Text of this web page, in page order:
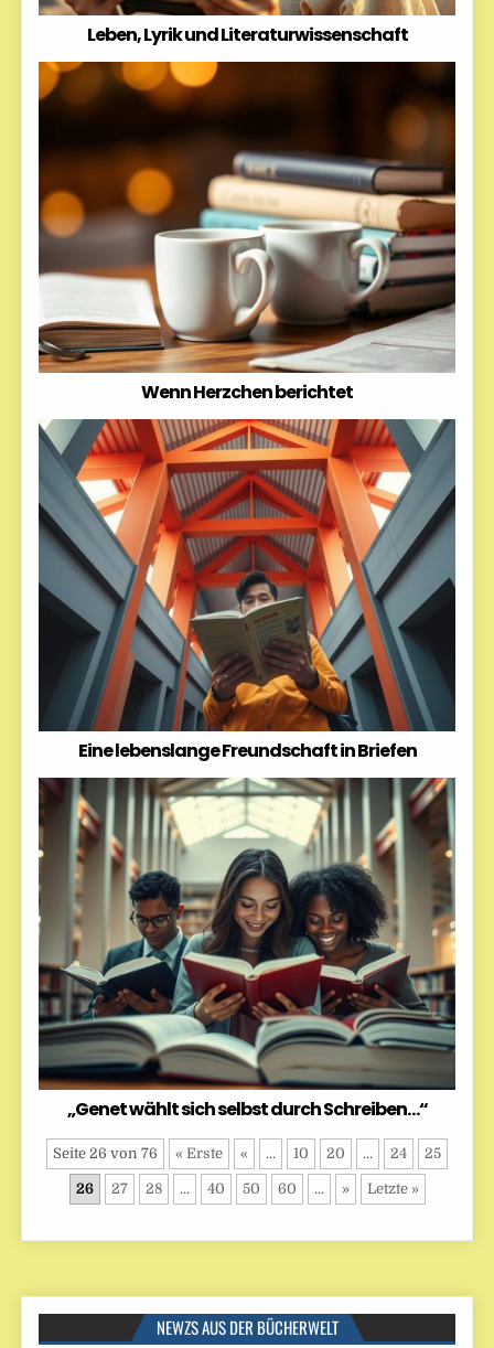
Leben, Lyrik und Literaturwissenschaft
Wenn Herzchen berichtet
Eine lebenslange Freundschaft in Briefen
„Genet wählt sich selbst durch Schreiben…“
Seite 26 von 76 « Erste « ... 10 20 ... 24 25
26 27 28 ... 40 50 60 ... » Letzte »
NEWZS AUS DER BÜCHERWELT